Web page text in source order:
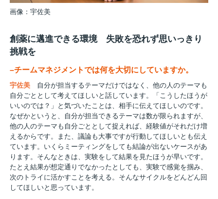
画像：宇佐美
創薬に邁進できる環境 失敗を恐れず思いっきり
挑戦を
–チームマネジメントでは何を大切にしていますか。
宇佐美
自分が担当するテーマだけではなく、他の人のテーマも
自分ごととして考えてほしいと話しています。「こうしたほうが
いいのでは？」と気づいたことは、相手に伝えてほしいのです。
なぜかというと、自分が担当できるテーマは数が限られますが、
他の人のテーマも自分ごととして捉えれば、経験値がそれだけ増
えるからです。また、議論も大事ですが行動してほしいとも伝え
ています。いくらミーティングをしても結論が出ないケースがあ
ります。そんなときは、実験をして結果を見たほうが早いです。
たとえ結果が想定通りでなかったとしても、実験で感覚を掴み、
次のトライに活かすことを考える。そんなサイクルをどんどん回
してほしいと思っています。